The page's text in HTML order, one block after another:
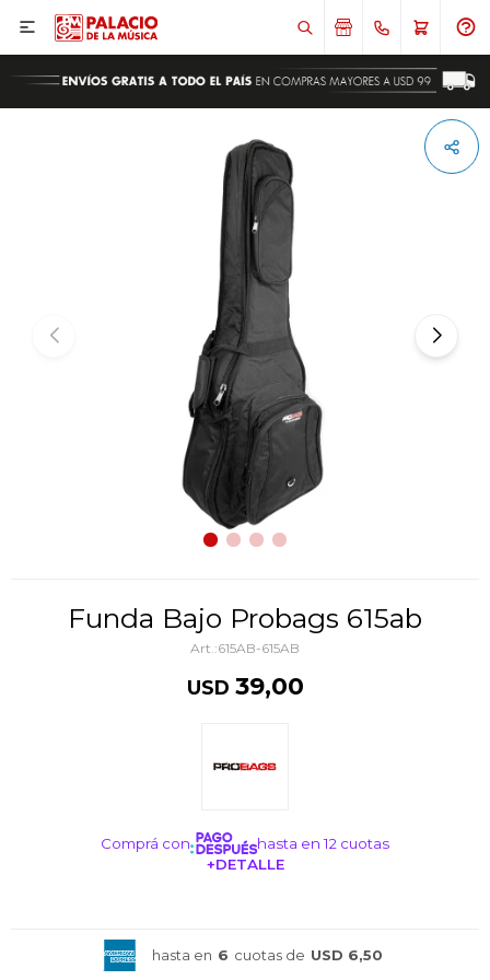

Funda Bajo Probags 615ab
615AB-615AB
USD 39,00
Comprá con
hasta en 12 cuotas
+DETALLE
hasta en 6 cuotas de USD 6,50